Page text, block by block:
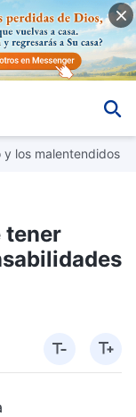
y los malentendidos
tener